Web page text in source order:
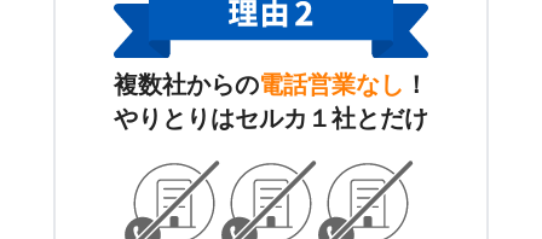
複数社からの電話営業なし ！
やりとりはセルカ１社とだけ